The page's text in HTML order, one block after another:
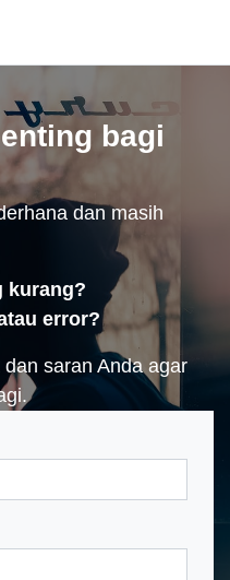
bagi
dan masih
kurang?
error?
saran Anda agar